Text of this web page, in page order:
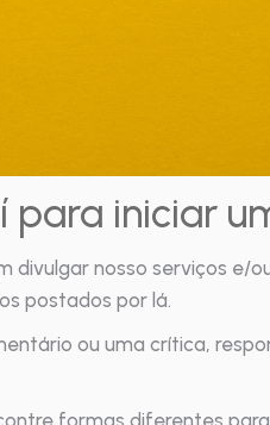
para iniciar
divulgar nosso serviços e/
postados por lá.
ou uma crítica,
formas diferentes